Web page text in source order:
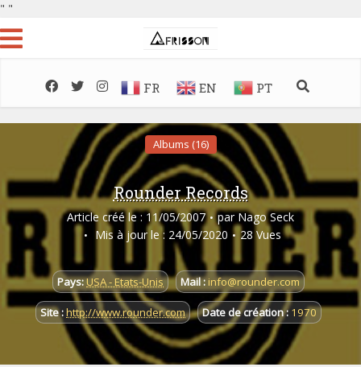
" "
FR EN PT
Albums (16)
Rounder Records
Article créé le : 11/05/2007 par Nago Seck
Mis à jour le : 24/05/2020
28 Vues
Pays:USA - Etats-Unis Mail :info@rounder.com
Site :http://www.rounder.com Date de création : 1970